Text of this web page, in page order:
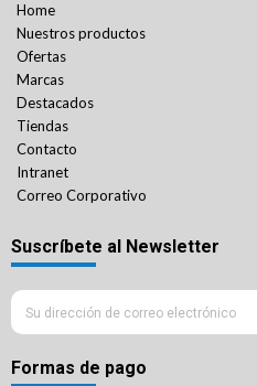
Home
Nuestros productos
Ofertas
Marcas
Destacados
Tiendas
Contacto
Intranet
Correo Corporativo
Suscríbete al Newsletter
Formas de pago